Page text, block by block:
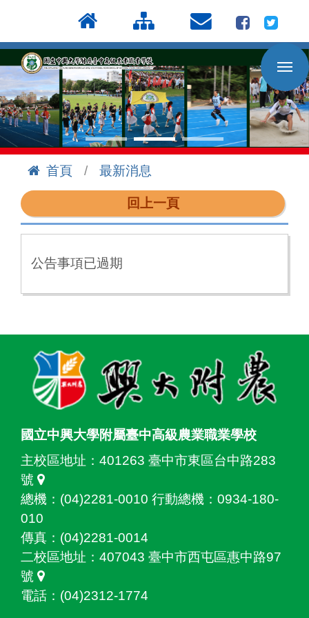
到
主
要
內
容
區
首頁
最新消息
回上一頁
公告事項已過期
國立中興大學附屬臺中高級農業職業學校
主校區地址： 401263 臺中市東區台中路283
號
總機：(04)2281-0010 行動總機：0934-180-
010
傳真：(04)2281-0014
二校區地址： 407043 臺中市西屯區惠中路97
號
電話：(04)2312-1774